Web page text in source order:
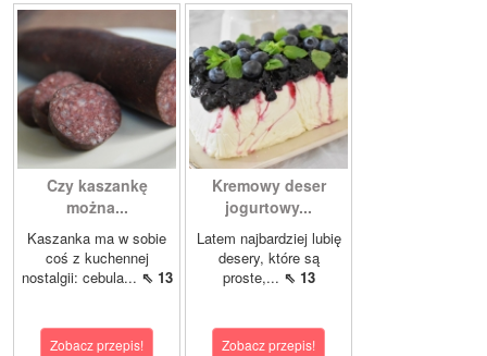
Czy kaszankę
można...
Kaszanka ma w sobie
coś z kuchennej
nostalgii: cebula... ⇖ 13
Zobacz przepis!
Kremowy deser
jogurtowy...
Latem najbardziej lubię
desery, które są
proste,... ⇖ 13
Zobacz przepis!